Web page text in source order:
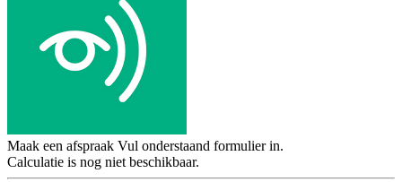
Maak een afspraak Vul onderstaand formulier in.
Calculatie is nog niet beschikbaar.